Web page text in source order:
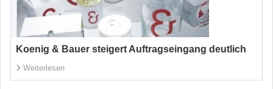
Koenig & Bauer steigert Auftragseingang deutlich
Weiterlesen